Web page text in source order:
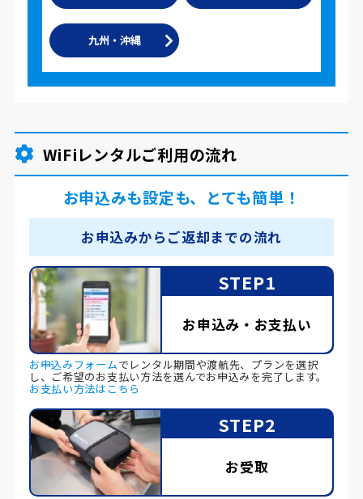
九州・沖縄
WiFiレンタルご利用の流れ
お申込みも設定も、とても簡単！
お申込みからご返却までの流れ
STEP1
お申込み・お支払い
お申込みフォームでレンタル期間や渡航先、プランを選択
し、ご希望のお支払い方法を選んでお申込みを完了します。
お支払い方法はこちら
STEP2
お受取